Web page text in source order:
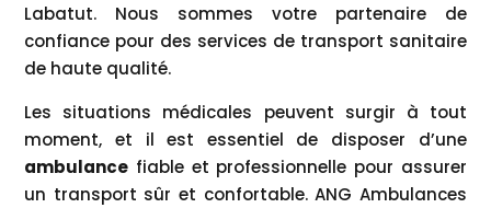
Labatut. Nous sommes votre partenaire de
confiance pour des services de transport sanitaire
de haute qualité.
Les situations médicales peuvent surgir à tout
moment, et il est essentiel de disposer d’une
ambulance fiable et professionnelle pour assurer
un transport sûr et confortable. ANG Ambulances